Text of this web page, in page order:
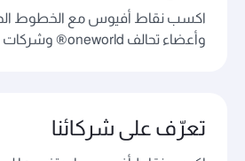
اكسب نقاط أفيوس مع الخطوط
وأعضاء تحالف oneworld® وشركات الطيران الشريكة لنا.
تعرّف على شركائنا